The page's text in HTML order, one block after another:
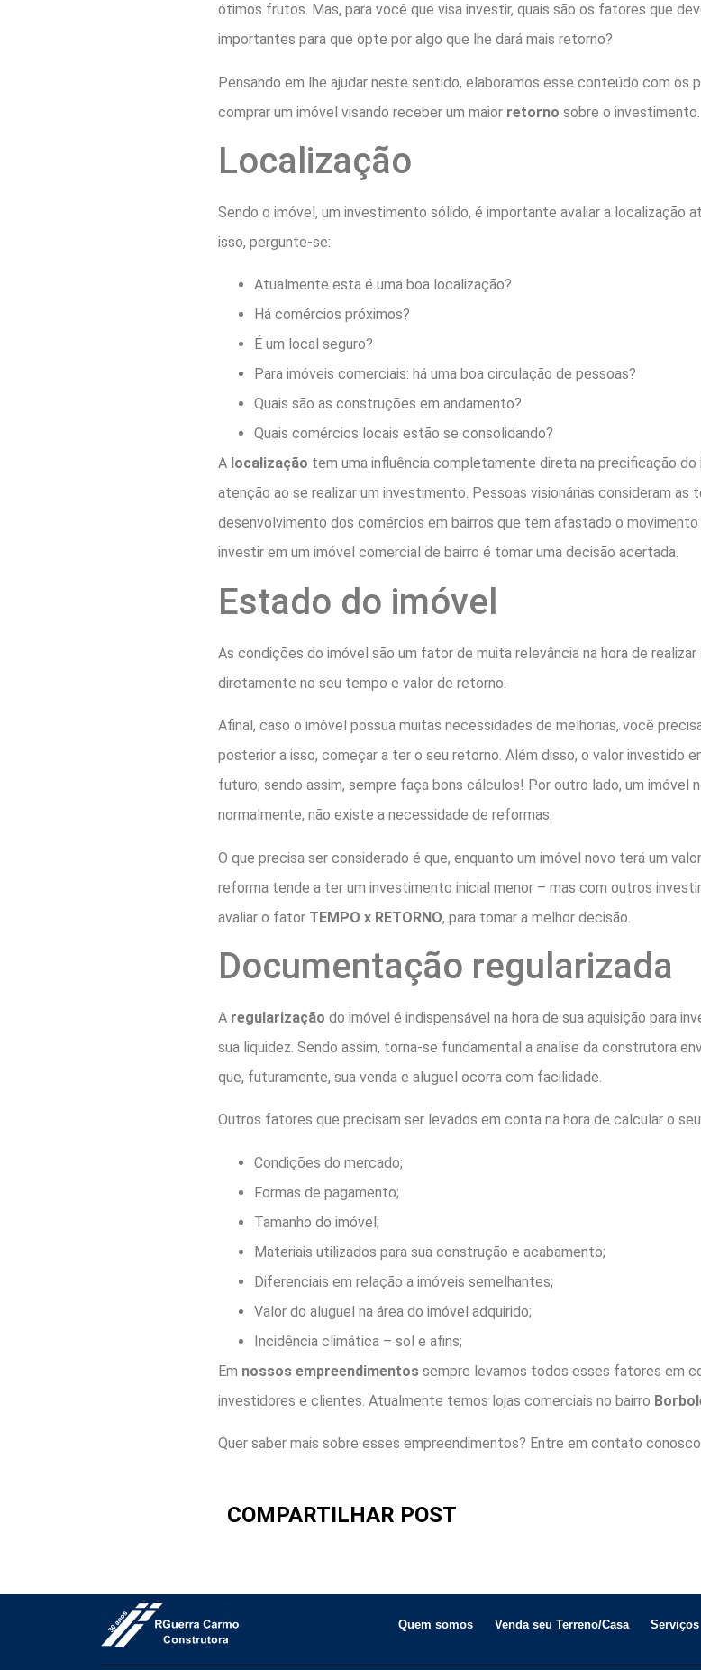
ótimos frutos. Mas, para você que visa investir, quais são os fatores que
importantes para que opte por algo que lhe dará mais retorno?
Pensando em lhe ajudar neste sentido, elaboramos esse conteúdo com os
comprar um imóvel visando receber um maior retorno sobre o investimento.
Localização
Sendo o imóvel, um investimento sólido, é importante avaliar a localização
isso, pergunte-se:
Atualmente esta é uma boa localização?
Há comércios próximos?
É um local seguro?
Para imóveis comerciais: há uma boa circulação de pessoas?
Quais são as construções em andamento?
Quais comércios locais estão se consolidando?
A localização tem uma influência completamente direta na precificação
atenção ao se realizar um investimento. Pessoas visionárias consideram as
desenvolvimento dos comércios em bairros que tem afastado o
investir em um imóvel comercial de bairro é tomar uma decisão acertada.
Estado do imóvel
As condições do imóvel são um fator de muita relevância na hora de
diretamente no seu tempo e valor de retorno.
Afinal, caso o imóvel possua muitas necessidades de melhorias, você
posterior a isso, começar a ter o seu retorno. Além disso, o valor investido
futuro; sendo assim, sempre faça bons cálculos! Por outro lado, um imóvel
normalmente, não existe a necessidade de reformas.
O que precisa ser considerado é que, enquanto um imóvel novo terá um
reforma tende a ter um investimento inicial menor – mas com outros
avaliar o fator TEMPO x RETORNO, para tomar a melhor decisão.
Documentação regularizada
A regularização do imóvel é indispensável na hora de sua aquisição para
sua liquidez. Sendo assim, torna-se fundamental a analise da construtora
que, futuramente, sua venda e aluguel ocorra com facilidade.
Outros fatores que precisam ser levados em conta na hora de calcular o
Condições do mercado;
Formas de pagamento;
Tamanho do imóvel;
Materiais utilizados para sua construção e acabamento;
Diferenciais em relação a imóveis semelhantes;
Valor do aluguel na área do imóvel adquirido;
Incidência climática – sol e afins;
Em nossos empreendimentos sempre levamos todos esses fatores em
investidores e clientes. Atualmente temos lojas comerciais no bairro
Quer saber mais sobre esses empreendimentos? Entre em contato
COMPARTILHAR POST
Quem somos Venda seu Terreno/Casa Serviços